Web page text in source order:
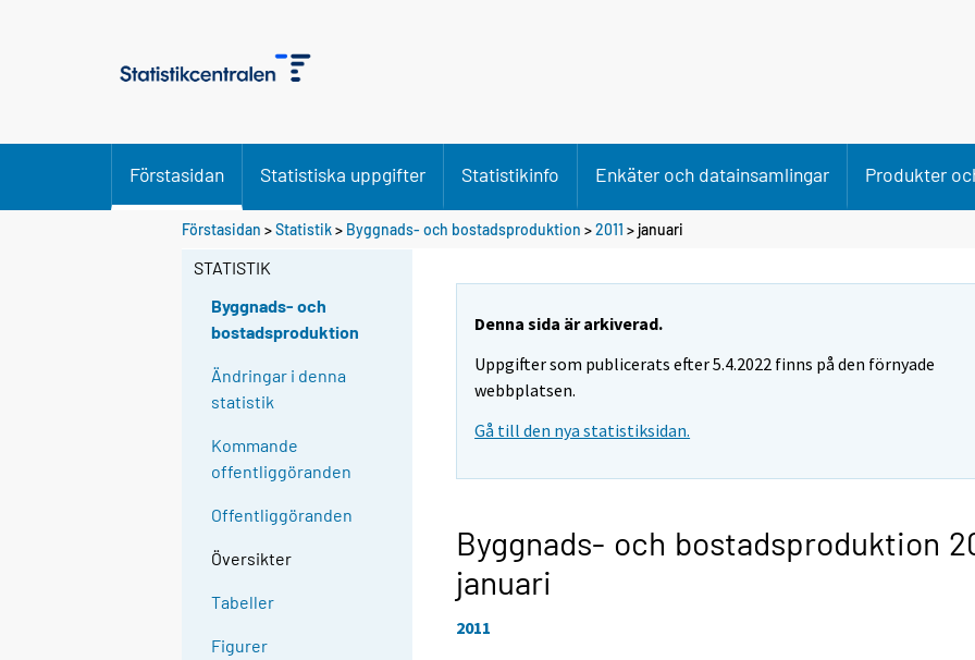
Förstasidan Statistiska uppgifter Statistikinfo Enkäter och datainsamlingar Produkter
Förstasidan >Statistik> Byggnads- och bostadsproduktion >2011 > januari
STATISTIK
Byggnads- och
bostadsproduktion
Ändringar i denna
statistik
Kommande
offentliggöranden
Offentliggöranden
Översikter
Tabeller
Figurer
Denna sida är arkiverad.
Uppgifter som publicerats efter 5.4.2022 finns på den förnyade
webbplatsen.
Gå till den nya statistiksidan.
Byggnads- och bostadsproduktion
januari
2011